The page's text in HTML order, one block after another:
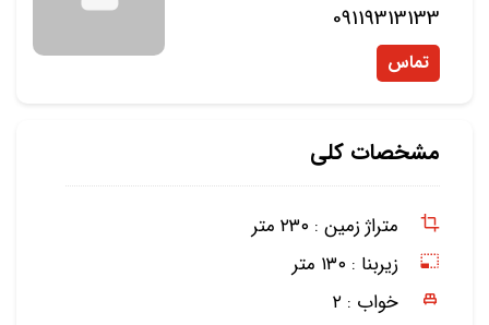
09119313133
تماس
مشخصات کلی
متراژ زمین : ۲۳۰ متر
زیربنا : ۱۳۰ متر
خواب : ۲